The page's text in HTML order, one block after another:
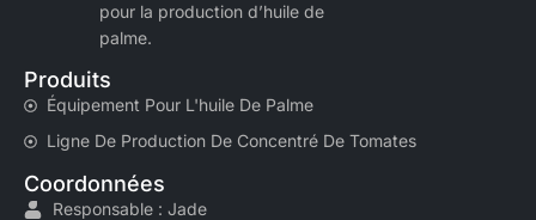
pour la production d’huile de
palme.
Produits
Équipement Pour L'huile De Palme
Ligne De Production De Concentré De Tomates
Coordonnées
Responsable : Jade